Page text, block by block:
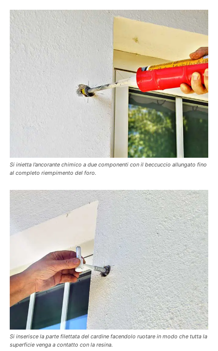
Si inietta l’ancorante chimico a due componenti con il beccuccio allungato fino
al completo riempimento del foro.
Si inserisce la parte filettata del cardine facendolo ruotare in modo che tutta la
superficie venga a contatto con la resina.